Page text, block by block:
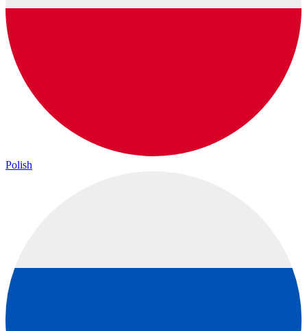
Polish